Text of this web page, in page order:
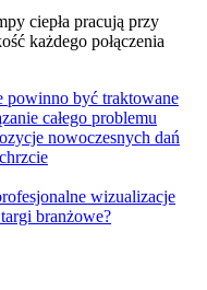
ciepła pracują przy
każdego połączenia
powinno być traktowane
całego problemu
nowoczesnych dań
wizualizacje
branżowe?